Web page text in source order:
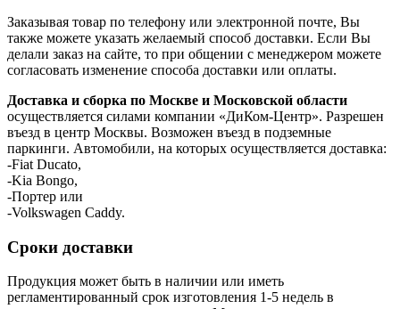
Заказывая товар по телефону или электронной почте, Вы
также можете указать желаемый способ доставки. Если Вы
делали заказ на сайте, то при общении с менеджером можете
согласовать изменение способа доставки или оплаты.
Доставка и сборка по Москве и Московской области
осуществляется силами компании «ДиКом-Центр». Разрешен
въезд в центр Москвы. Возможен въезд в подземные
паркинги. Автомобили, на которых осуществляется доставка:
-Fiat Ducato,
-Kia Bongo,
-Портер или
-Volkswagen Caddy.
Сроки доставки
Продукция может быть в наличии или иметь
регламентированный срок изготовления 1-5 недель в